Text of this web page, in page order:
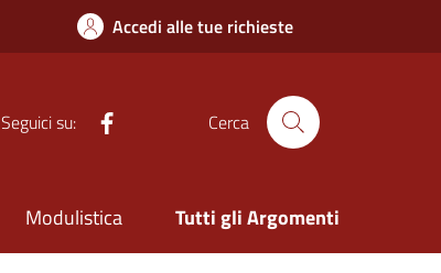
Accedi alle tue richieste
Seguici su: Cerca
Modulistica Tutti gli Argomenti